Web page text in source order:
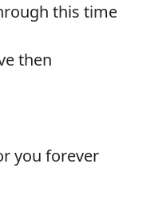
this time
then
you forever